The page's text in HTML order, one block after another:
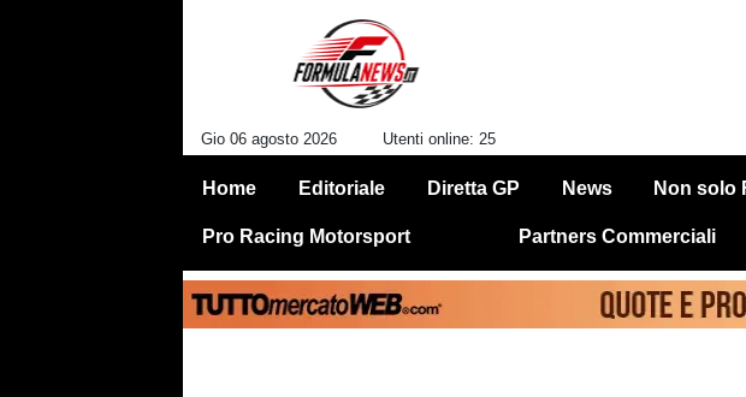
Gio 06 agosto 2026 Utenti online: 25
Home Editoriale Diretta GP News Non solo
Pro Racing Motorsport Partners Commerciali